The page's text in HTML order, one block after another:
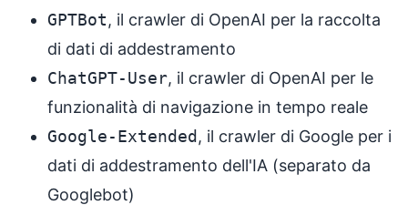
GPTBot, il crawler di OpenAI per la raccolta
di dati di addestramento
ChatGPT-User, il crawler di OpenAI per le
funzionalità di navigazione in tempo reale
Google-Extended , il crawler di Google per i
dati di addestramento dell'IA (separato da
Googlebot)